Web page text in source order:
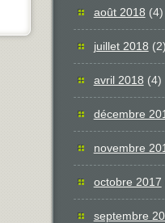
août 2018 (4)
juillet 2018 (2)
avril 2018 (4)
décembre
novembre
octobre 2017
septembre